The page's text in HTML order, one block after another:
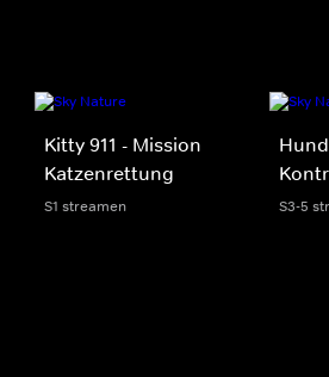
Kitty 911 - Mission
Katzenrettung
S1 streamen S3-5